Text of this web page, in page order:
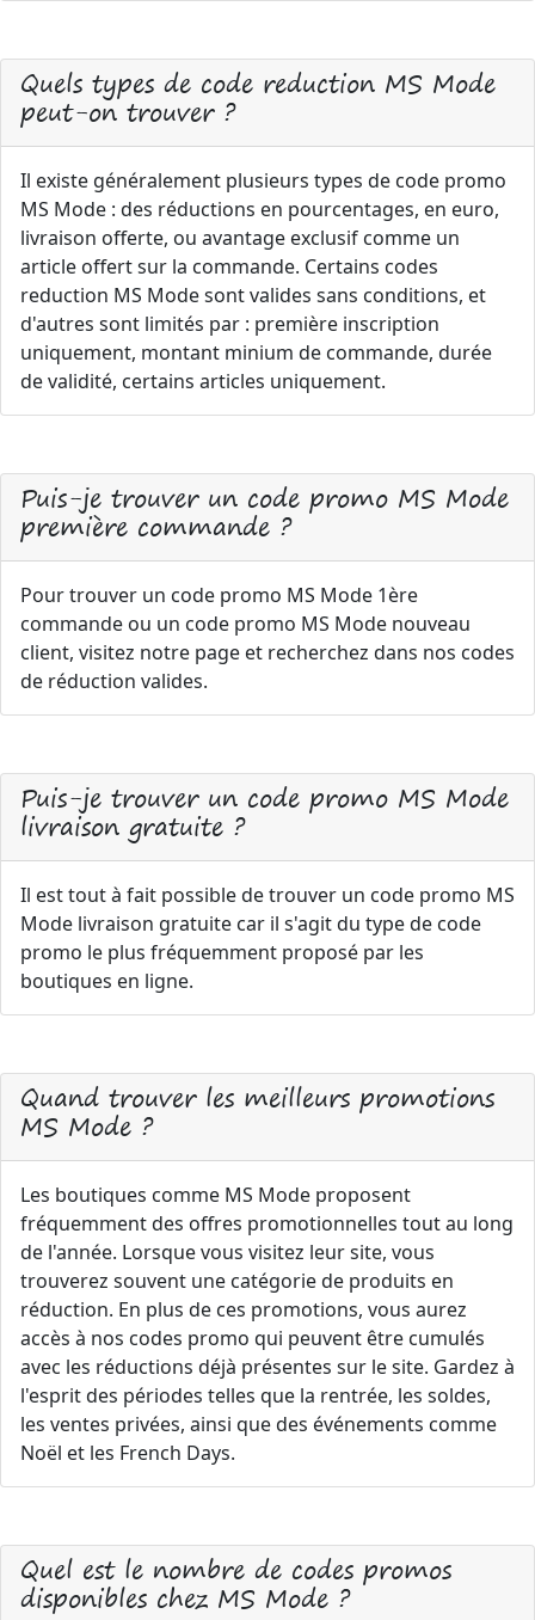
Quels types de code reduction MS Mode
peut-on trouver ?
Il existe généralement plusieurs types de code promo
MS Mode : des réductions en pourcentages, en euro,
livraison offerte, ou avantage exclusif comme un
article offert sur la commande. Certains codes
reduction MS Mode sont valides sans conditions, et
d'autres sont limités par : première inscription
uniquement, montant minium de commande, durée
de validité, certains articles uniquement.
Puis-je trouver un code promo MS Mode
première commande ?
Pour trouver un code promo MS Mode 1ère
commande ou un code promo MS Mode nouveau
client, visitez notre page et recherchez dans nos codes
de réduction valides.
Puis-je trouver un code promo MS Mode
livraison gratuite ?
Il est tout à fait possible de trouver un code promo MS
Mode livraison gratuite car il s'agit du type de code
promo le plus fréquemment proposé par les
boutiques en ligne.
Quand trouver les meilleurs promotions
MS Mode ?
Les boutiques comme MS Mode proposent
fréquemment des offres promotionnelles tout au long
de l'année. Lorsque vous visitez leur site, vous
trouverez souvent une catégorie de produits en
réduction. En plus de ces promotions, vous aurez
accès à nos codes promo qui peuvent être cumulés
avec les réductions déjà présentes sur le site. Gardez à
l'esprit des périodes telles que la rentrée, les soldes,
les ventes privées, ainsi que des événements comme
Noël et les French Days.
Quel est le nombre de codes promos
disponibles chez MS Mode ?